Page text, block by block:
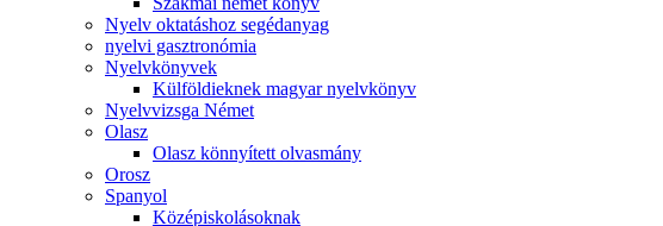
Nyelv oktatáshoz segédanyag
nyelvi gasztronómia
Nyelvkönyvek
Külföldieknek magyar nyelvkönyv
Nyelvvizsga Német
Olasz
Olasz könnyített olvasmány
Orosz
Spanyol
Középiskolásoknak